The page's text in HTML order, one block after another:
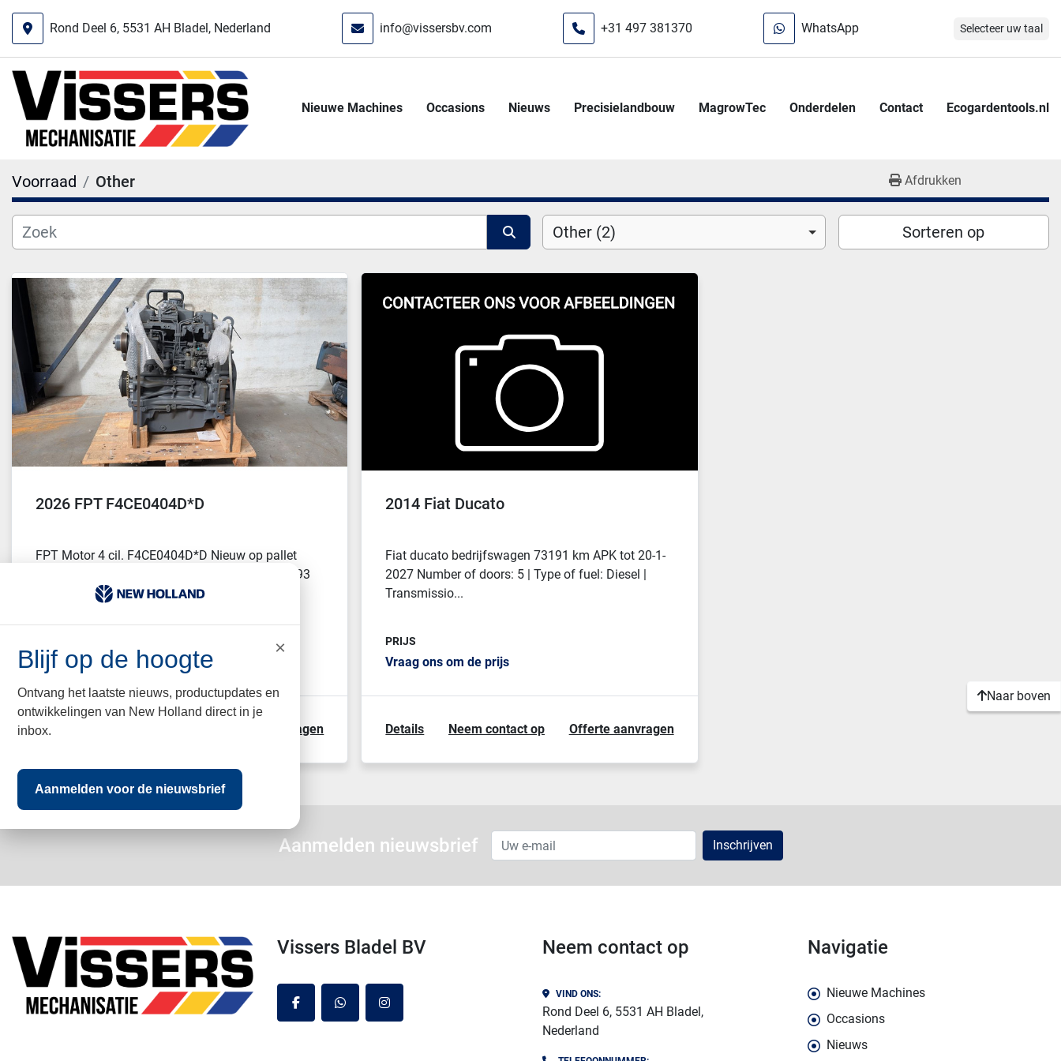
Rond Deel 6, 5531 AH Bladel, Nederland info@vissersbv.com +31 497 381370 WhatsApp Selecteer uw taal
Nieuwe Machines Occasions Nieuws Precisielandbouw MagrowTec Onderdelen Contact Ecogardentools.nl
Voorraad Other Afdrukken
Other (2) Sorteren op
2026 FPT F4CE0404D*D
FPT Motor 4 cil. F4CE0404D*D Nieuw op pallet
Artikelnummers 47133315 504083732 87744093
Passend i...
€5.750 (EUR)
Details Offerte aanvragen
2014 Fiat Ducato
Fiat ducato bedrijfswagen 73191 km APK tot 20-1-
2027 Number of doors: 5 | Type of fuel: Diesel |
Transmissio...
PRIJS
Vraag ons om de prijs
Details Neem contact op Offerte aanvragen
Naar boven
Aanmelden nieuwsbrief Inschrijven
Vissers Bladel BV
facebookwhatsappinstagram
Neem contact op
VIND ONS:
Rond Deel 6, 5531 AH Bladel,
Nederland
navigatie
Nieuwe Machines
Occasions
Nieuws
×
Blijf op de hoogte
Ontvang het laatste nieuws, productupdates en
ontwikkelingen van New Holland direct in je
inbox.
Aanmelden voor de nieuwsbrief